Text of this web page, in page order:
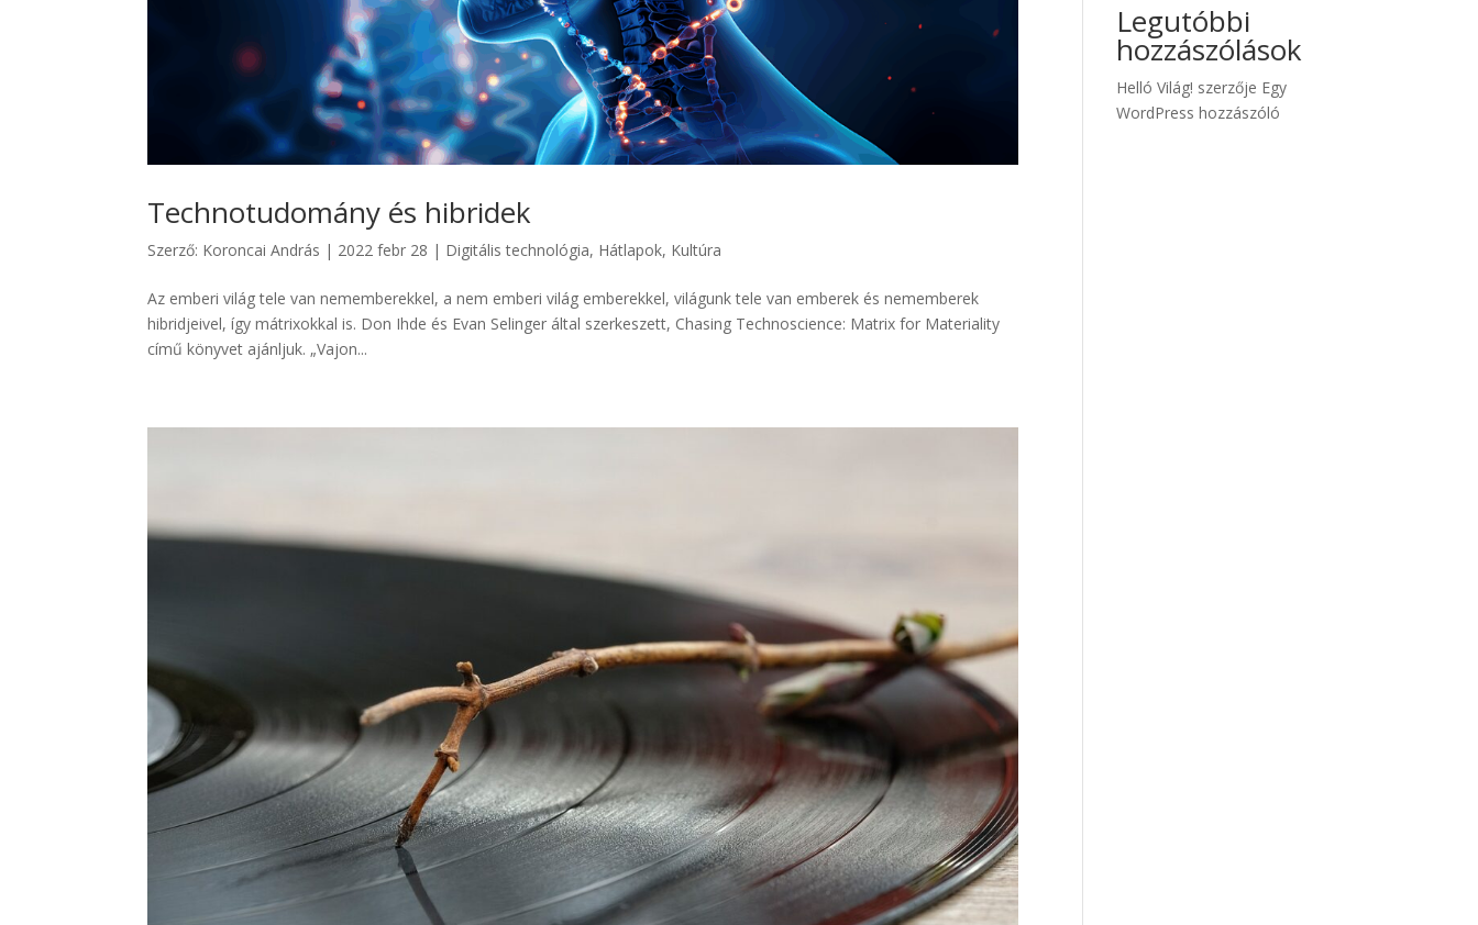
Technotudomány és hibridek
Szerző: Koroncai András | 2022 febr 28 | Digitális technológia, Hátlapok, Kultúra
Az emberi világ tele van nememberekkel, a nem emberi világ emberekkel, világunk tele van emberek és nememberek
hibridjeivel, így mátrixokkal is. Don Ihde és Evan Selinger által szerkeszett, Chasing Technoscience: Matrix for Materiality
című könyvet ajánljuk. „Vajon...
Legutóbbi
hozzászólások
Helló Világ! szerzője Egy
WordPress hozzászóló